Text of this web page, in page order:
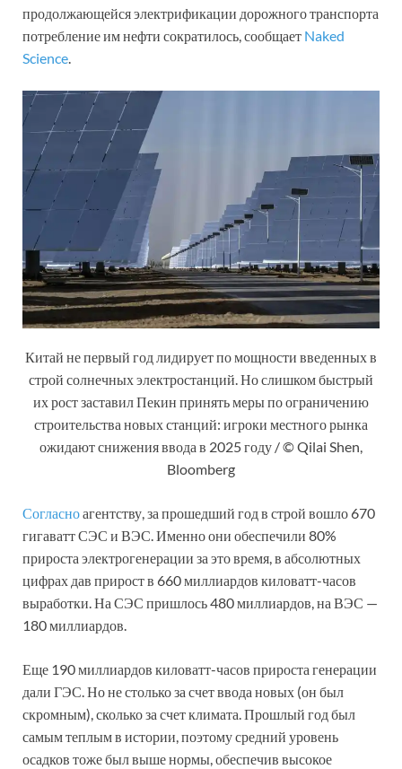
продолжающейся электрификации дорожного транспорта
потребление им нефти сократилось, сообщает Naked
Science.
Китай не первый год лидирует по мощности введенных в
строй солнечных электростанций. Но слишком быстрый
их рост заставил Пекин принять меры по ограничению
строительства новых станций: игроки местного рынка
ожидают снижения ввода в 2025 году / © Qilai Shen,
Bloomberg
Согласноагентству, за прошедший год в строй вошло 670
гигаватт СЭС и ВЭС. Именно они обеспечили 80%
прироста электрогенерации за это время, в абсолютных
цифрах дав прирост в 660 миллиардов киловатт-часов
выработки. На СЭС пришлось 480 миллиардов, на ВЭС —
180 миллиардов.
Еще 190 миллиардов киловатт-часов прироста генерации
дали ГЭС. Но не столько за счет ввода новых (он был
скромным), сколько за счет климата. Прошлый год был
самым теплым в истории, поэтому средний уровень
осадков тоже был выше нормы, обеспечив высокое